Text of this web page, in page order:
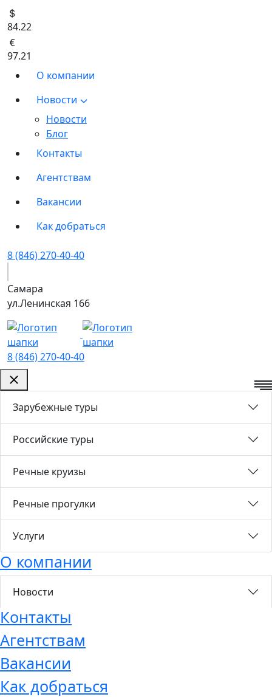
84.22
97.21
О компании
Новости
Новости
Блог
Контакты
Агентствам
Вакансии
Как добраться
8 (846) 270-40-40
Самара
ул.Ленинская 166
8 (846) 270-40-40
Зарубежные туры
Российские туры
Речные круизы
Речные прогулки
Услуги
О компании
Новости
Контакты
Агентствам
Вакансии
Как добраться